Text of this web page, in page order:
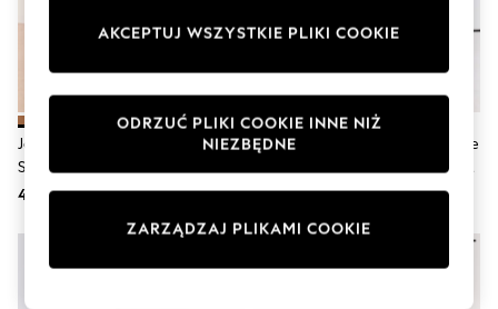
Sandals & Flipflops
Shorts
Sunglasses
T-Shirts
Vests
Boys Holiday Shop
All swimwear
Ponchos & Toweling sets
Sun Hats & Caps
Polo Shirts
Jasnobrązowy - Lipsy Faux
Suede Tassel Pull On Western
Calf Boots
435 zł
Czekoladowo-Brązowe Skórzane
- Oficerki Na Płaskiej Podeszwie
Forever Comfort®
506 zł
AKCEPTUJ WSZYSTKIE PLIKI COOKIE
ZARZĄDZAJ PLIKAMI COOKIE
ODRZUĆ PLIKI COOKIE INNE NIŻ
NIEZBĘDNE